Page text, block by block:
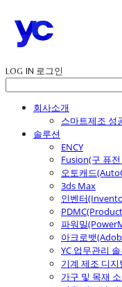
LOG IN 로그인
회사소개
스마트제조 성
솔루션
ENCY
Fusion(구 퓨
오토캐드
3ds Max
인벤터
파워밀
아크로뱃
YC 업무관리
기계 제조 디지
가구 및 목재